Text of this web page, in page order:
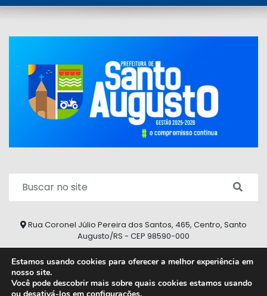
Rua Coronel Júlio Pereira dos Santos, 465, Centro, Santo
Augusto/RS - CEP 98590-000
Estamos usando cookies para oferecer a melhor experiência em
nosso site.
Você pode descobrir mais sobre quais cookies estamos usando